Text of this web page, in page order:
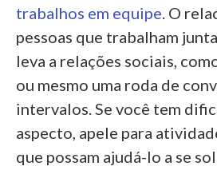
trabalhos em equipe. O
pessoas que trabalham
leva a relações sociais,
ou mesmo uma roda de
intervalos. Se você tem
aspecto, apele para
que possam ajudá-lo a se